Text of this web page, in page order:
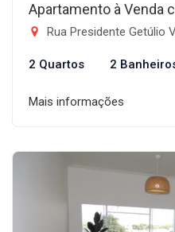
Apartamento à Venda
Rua Presidente Getúlio
2 Quartos 2
Mais informações